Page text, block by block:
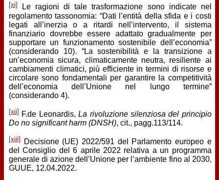
[xi]
Le ragioni di tale trasformazione sono indicate nel
regolamento tassonomia: “Dati l’entità della sfida e i costi
legati all’inerzia o a ritardi nell’intervento, il sistema
finanziario dovrebbe essere adattato gradualmente per
supportare un funzionamento sostenibile dell’economia”
(considerando 10). “La sostenibilità e la transizione a
un’economia sicura, climaticamente neutra, resiliente ai
cambiamenti climatici, più efficiente in termini di risorse e
circolare sono fondamentali per garantire la competitività
dell’economia dell’Unione nel lungo termine”
(considerando 4).
[xii] F.de Leonardis,La rivoluzione silenziosa del principio
Do no significant harm (DNSH), cit., pagg.113/114.
[xiii]
Decisione (UE) 2022/591 del Parlamento europeo e
del Consiglio del 6 aprile 2022 relativa a un programma
generale di azione dell’Unione per l’ambiente fino al 2030,
GUUE, 12.04.2022.